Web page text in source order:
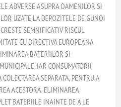
ADVERSE ASUPRA OAMENILOR SI
UZATE LA DEPOZITELE DE GUNOI
SEMNIFICATIV RISCUL
CU DIRECTIVA EUROPEANA
BATERIILOR SI
IAR CONSUMATORII
SEPARATA, PENTRU A
ACESTORA. ELIMINAREA
BATERIILE INAINTE DE A LE